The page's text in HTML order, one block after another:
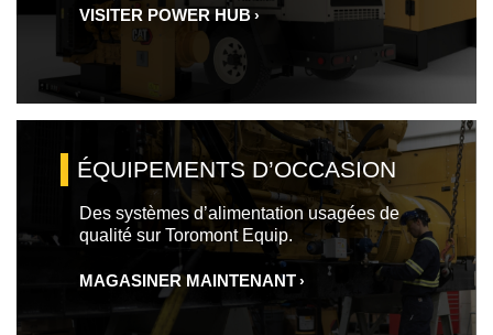
VISITER POWER HUB
ÉQUIPEMENTS D’OCCASION
Des systèmes d’alimentation usagées de
qualité sur Toromont Equip.
MAGASINER MAINTENANT